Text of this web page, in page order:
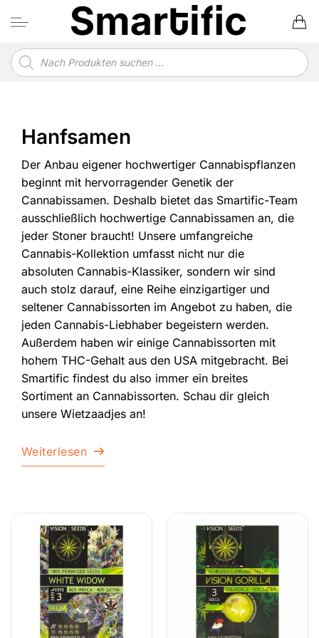
Inhalt
Produktsuche
Hanfsamen
Der Anbau eigener hochwertiger Cannabispflanzen
beginnt mit hervorragender Genetik der
Cannabissamen. Deshalb bietet das Smartific-Team
ausschließlich hochwertige Cannabissamen an, die
jeder Stoner braucht! Unsere umfangreiche
Cannabis-Kollektion umfasst nicht nur die
absoluten Cannabis-Klassiker, sondern wir sind
auch stolz darauf, eine Reihe einzigartiger und
seltener Cannabissorten im Angebot zu haben, die
jeden Cannabis-Liebhaber begeistern werden.
Außerdem haben wir einige Cannabissorten mit
hohem THC-Gehalt aus den USA mitgebracht. Bei
Smartific findest du also immer ein breites
Sortiment an Cannabissorten. Schau dir gleich
unsere Wietzaadjes an!
Weiterlesen